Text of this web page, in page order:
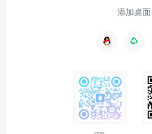
添加桌面